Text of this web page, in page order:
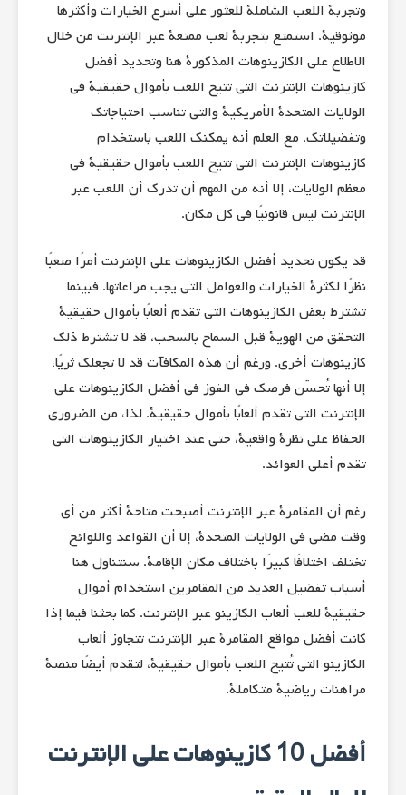
وتجربة اللعب الشاملة للعثور على أسرع الخيارات وأكثرها
موثوقية. استمتع بتجربة لعب ممتعة عبر الإنترنت من خلال
الاطلاع على الكازينوهات المذكورة هنا وتحديد أفضل
كازينوهات الإنترنت التي تتيح اللعب بأموال حقيقية في
الولايات المتحدة الأمريكية والتي تناسب احتياجاتك
وتفضيلاتك. مع العلم أنه يمكنك اللعب باستخدام
كازينوهات الإنترنت التي تتيح اللعب بأموال حقيقية في
معظم الولايات، إلا أنه من المهم أن تدرك أن اللعب عبر
الإنترنت ليس قانونيًا في كل مكان.
قد يكون تحديد أفضل الكازينوهات على الإنترنت أمرًا صعبًا
نظرًا لكثرة الخيارات والعوامل التي يجب مراعاتها. فبينما
تشترط بعض الكازينوهات التي تقدم ألعابًا بأموال حقيقية
التحقق من الهوية قبل السماح بالسحب، قد لا تشترط ذلك
كازينوهات أخرى. ورغم أن هذه المكافآت قد لا تجعلك ثريًا،
إلا أنها تُحسّن فرصك في الفوز في أفضل الكازينوهات على
الإنترنت التي تقدم ألعابًا بأموال حقيقية. لذا، من الضروري
الحفاظ على نظرة واقعية، حتى عند اختيار الكازينوهات التي
تقدم أعلى العوائد.
رغم أن المقامرة عبر الإنترنت أصبحت متاحة أكثر من أي
وقت مضى في الولايات المتحدة، إلا أن القواعد واللوائح
تختلف اختلافًا كبيرًا باختلاف مكان الإقامة. سنتناول هنا
أسباب تفضيل العديد من المقامرين استخدام أموال
حقيقية للعب ألعاب الكازينو عبر الإنترنت. كما بحثنا فيما إذا
كانت أفضل مواقع المقامرة عبر الإنترنت تتجاوز ألعاب
الكازينو التي تُتيح اللعب بأموال حقيقية، لتقدم أيضًا منصة
مراهنات رياضية متكاملة.
أفضل 10 كازينوهات على الإنترنت